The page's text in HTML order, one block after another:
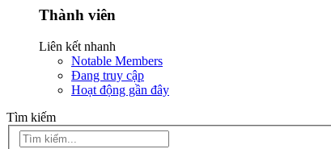
Thành viên
Liên kết nhanh
Notable Members
Đang truy cập
Hoạt động gần đây
Tìm kiếm